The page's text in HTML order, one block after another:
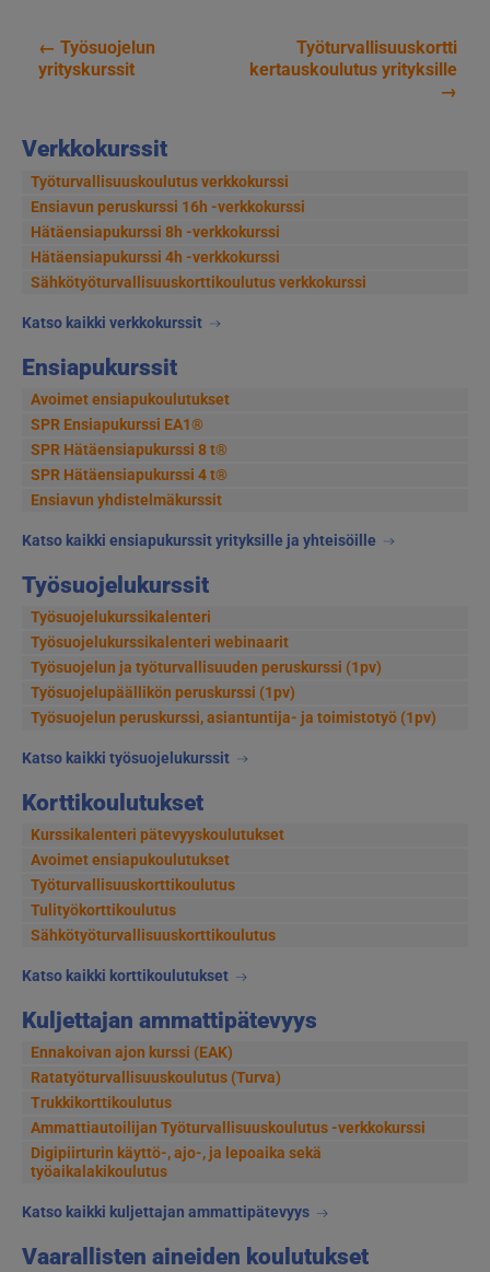
Verkkokurssit
Työturvallisuuskoulutus verkkokurssi
Ensiavun peruskurssi 16h -verkkokurssi
Hätäensiapukurssi 8h -verkkokurssi
Hätäensiapukurssi 4h -verkkokurssi
Sähkötyöturvallisuus­korttikoulutus verkkokurssi
Katso kaikki verkkokurssit
Ensiapukurssit
Avoimet ensiapukoulutukset
SPR Ensiapukurssi EA1®
SPR Hätäensiapukurssi 8 t®
SPR Hätäensiapukurssi 4 t®
Ensiavun yhdistelmäkurssit
Katso kaikki ensiapukurssit yrityksille ja yhteisöille
Työsuojelukurssit
Työsuojelukurssikalenteri
Työsuojelukurssikalenteri webinaarit
Työsuojelun ja työturvallisuuden peruskurssi (1pv)
Työsuojelupäällikön peruskurssi (1pv)
Työsuojelun peruskurssi, asiantuntija- ja toimistotyö (1pv)
Katso kaikki työsuojelukurssit
Korttikoulutukset
Kurssikalenteri pätevyyskoulutukset
Avoimet ensiapukoulutukset
Työturvallisuuskorttikoulutus
Tulityökorttikoulutus
Sähkötyöturvallisuuskorttikoulutus
Katso kaikki korttikoulutukset
Kuljettajan ammattipätevyys
Ennakoivan ajon kurssi (EAK)
Ratatyöturvallisuuskoulutus (Turva)
Trukkikorttikoulutus
Ammattiautoilijan Työturvallisuuskoulutus -verkkokurssi
Digipiirturin käyttö-, ajo-, ja lepoaika sekä
työaikalakikoulutus
Katso kaikki kuljettajan ammattipätevyys
Vaarallisten aineiden koulutukset
Artikkelien
← Työsuojelun
yrityskurssit
Työturvallisuuskortti
kertauskoulutus yrityksille
→